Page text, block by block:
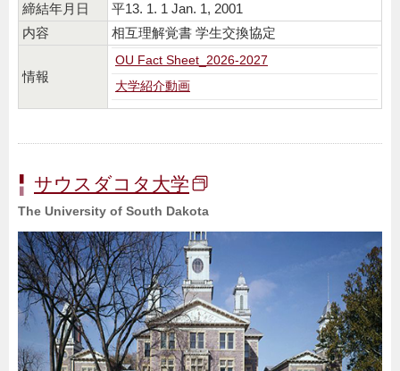
締結年月日
平13. 1. 1 Jan. 1, 2001
内容
相互理解覚書 学生交換協定
情報
OU Fact Sheet_2026-2027
大学紹介動画
サウスダコタ大学
The University of South Dakota